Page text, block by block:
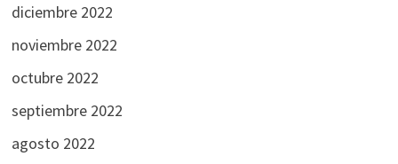
diciembre 2022
noviembre 2022
octubre 2022
septiembre 2022
agosto 2022